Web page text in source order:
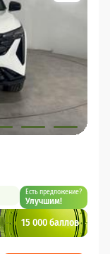
Есть предложение?
Улучшим!
15 000 баллов